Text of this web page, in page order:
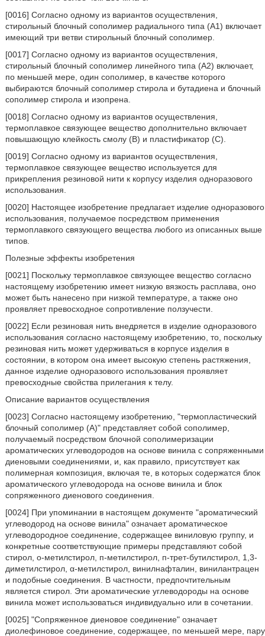
[0016] Согласно одному из вариантов осуществления,
стирольный блочный сополимер радиального типа (A1) включает
имеющий три ветви стирольный блочный сополимер.
[0017] Согласно одному из вариантов осуществления,
стирольный блочный сополимер линейного типа (A2) включает,
по меньшей мере, один сополимер, в качестве которого
выбираются блочный сополимер стирола и бутадиена и блочный
сополимер стирола и изопрена.
[0018] Согласно одному из вариантов осуществления,
термоплавкое связующее вещество дополнительно включает
повышающую клейкость смолу (B) и пластификатор (C).
[0019] Согласно одному из вариантов осуществления,
термоплавкое связующее вещество используется для
прикрепления резиновой нити к корпусу изделия одноразового
использования.
[0020] Настоящее изобретение предлагает изделие одноразового
использования, получаемое посредством применения
термоплавкого связующего вещества любого из описанных выше
типов.
Полезные эффекты изобретения
[0021] Поскольку термоплавкое связующее вещество согласно
настоящему изобретению имеет низкую вязкость расплава, оно
может быть нанесено при низкой температуре, а также оно
проявляет превосходное сопротивление ползучести.
[0022] Если резиновая нить внедряется в изделие одноразового
использования согласно настоящему изобретению, то, поскольку
резиновая нить может удерживаться в корпусе изделия в
состоянии, в котором она имеет высокую степень растяжения,
данное изделие одноразового использования проявляет
превосходные свойства прилегания к телу.
Описание вариантов осуществления
[0023] Согласно настоящему изобретению, "термопластический
блочный сополимер (A)" представляет собой сополимер,
получаемый посредством блочной сополимеризации
ароматических углеводородов на основе винила с сопряженными
диеновыми соединениями, и, как правило, присутствует как
полимерная композиция, включая те, в которых содержатся блок
ароматического углеводорода на основе винила и блок
сопряженного диенового соединения.
[0024] При упоминании в настоящем документе "ароматический
углеводород на основе винила" означает ароматическое
углеводородное соединение, содержащее виниловую группу, и
конкретные соответствующие примеры представляют собой
стирол, о-метилстирол, п-метилстирол, п-трет-бутилстирол, 1,3-
диметилстирол, α-метилстирол, винилнафталин, винилантрацен
и подобные соединения. В частности, предпочтительным
является стирол. Эти ароматические углеводороды на основе
винила может использоваться индивидуально или в сочетании.
[0025] "Сопряженное диеновое соединение" означает
диолефиновое соединение, содержащее, по меньшей мере, пару